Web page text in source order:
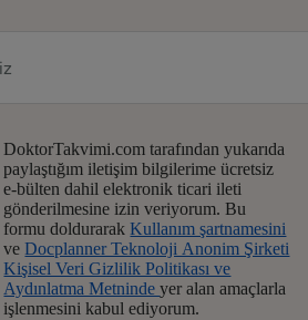
DoktorTakvimi.com tarafından yukarıda
paylaştığım iletişim bilgilerime ücretsiz
e-bülten dahil elektronik ticari ileti
gönderilmesine izin veriyorum. Bu
formu doldurarakKullanım şartnamesini
veDocplanner Teknoloji Anonim Şirketi
Kişisel Veri Gizlilik Politikası ve
Aydınlatma Metnindeyer alan amaçlarla
işlenmesini kabul ediyorum.